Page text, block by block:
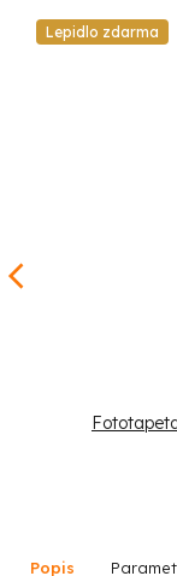
Lepidlo zdarma
Popis